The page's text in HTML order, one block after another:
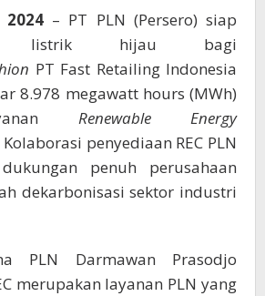
– PT PLN (Persero) siap
listrik hijau bagi
PT Fast Retailing Indonesia
8.978 megawatt hours (MWh)
Renewable Energy
Kolaborasi penyediaan REC PLN
penuh perusahaan
dekarbonisasi sektor industri
PLN Darmawan Prasodjo
merupakan layanan PLN yang